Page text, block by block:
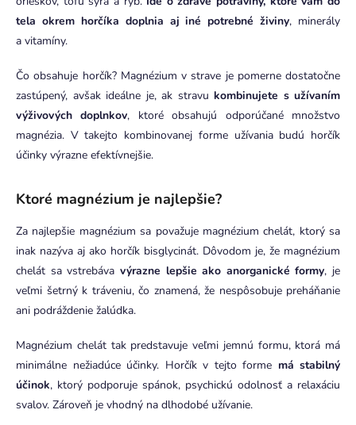
tela okrem horčíka doplnia aj iné potrebné živiny, minerály
a vitamíny.
Čo obsahuje horčík? Magnézium v strave je pomerne dostatočne
zastúpený, avšak ideálne je, ak stravu kombinujete s užívaním
výživových doplnkov, ktoré obsahujú odporúčané množstvo
magnézia. V takejto kombinovanej forme užívania budú horčík
účinky výrazne efektívnejšie.
Ktoré magnézium je najlepšie?
Za najlepšie magnézium sa považuje magnézium chelát, ktorý sa
inak nazýva aj ako horčík bisglycinát. Dôvodom je, že magnézium
chelát sa vstrebáva výrazne lepšie ako anorganické formy, je
veľmi šetrný k tráveniu, čo znamená, že nespôsobuje preháňanie
ani podráždenie žalúdka.
Magnézium chelát tak predstavuje veľmi jemnú formu, ktorá má
minimálne nežiadúce účinky. Horčík v tejto forme má stabilný
účinok, ktorý podporuje spánok, psychickú odolnosť a relaxáciu
svalov. Zároveň je vhodný na dlhodobé užívanie.